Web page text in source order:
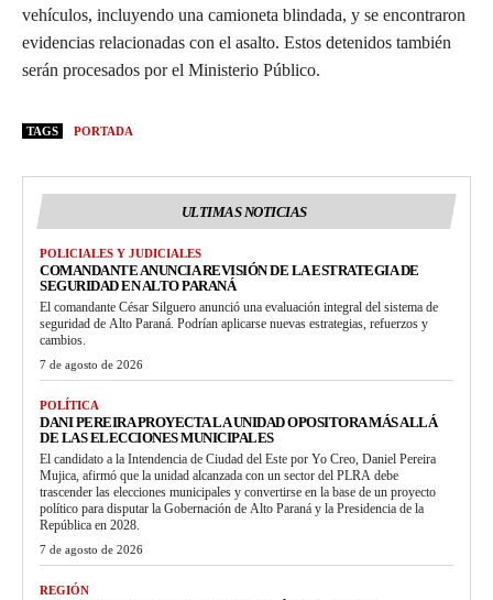
vehículos, incluyendo una camioneta blindada, y se encontraron
evidencias relacionadas con el asalto. Estos detenidos también
serán procesados por el Ministerio Público.
TAGS PORTADA
ULTIMAS NOTICIAS
POLICIALES Y JUDICIALES
COMANDANTE ANUNCIA REVISIÓN DE LA ESTRATEGIA DE
SEGURIDAD EN ALTO PARANÁ
El comandante César Silguero anunció una evaluación integral del sistema de
seguridad de Alto Paraná. Podrían aplicarse nuevas estrategias, refuerzos y
cambios.
7 de agosto de 2026
POLÍTICA
DANI PEREIRA PROYECTA LA UNIDAD OPOSITORA MÁS ALLÁ
DE LAS ELECCIONES MUNICIPALES
El candidato a la Intendencia de Ciudad del Este por Yo Creo, Daniel Pereira
Mujica, afirmó que la unidad alcanzada con un sector del PLRA debe
trascender las elecciones municipales y convertirse en la base de un proyecto
político para disputar la Gobernación de Alto Paraná y la Presidencia de la
República en 2028.
7 de agosto de 2026
REGIÓN